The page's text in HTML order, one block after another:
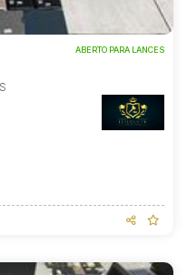
ABERTO PARA LANCES